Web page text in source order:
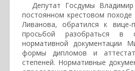
Депутат Госдумы
постоянном крестовом
Ливанова, обратился к
просьбой разобраться в
нормативной документации
формы дипломов и
степеней. Нормативные